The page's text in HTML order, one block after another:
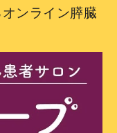
ンライン膵臓